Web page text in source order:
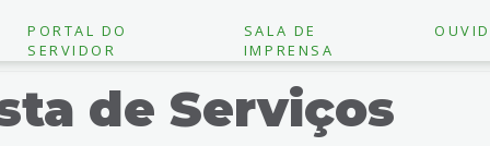
PORTAL DO
SERVIDOR
SALA DE
IMPRENSA
de Serviços